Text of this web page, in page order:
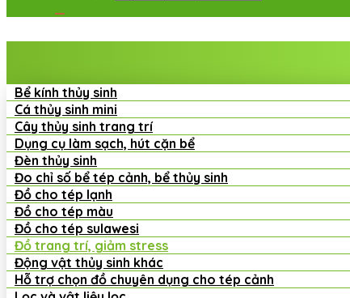
Bể kính thủy sinh
Cá thủy sinh mini
Cây thủy sinh trang trí
Dụng cụ làm sạch, hút cặn bể
Đèn thủy sinh
Đo chỉ số bể tép cảnh, bể thủy sinh
Đồ cho tép lạnh
Đồ cho tép màu
Đồ cho tép sulawesi
Đồ trang trí, giảm stress
Động vật thủy sinh khác
Hỗ trợ chọn đồ chuyên dụng cho tép cảnh